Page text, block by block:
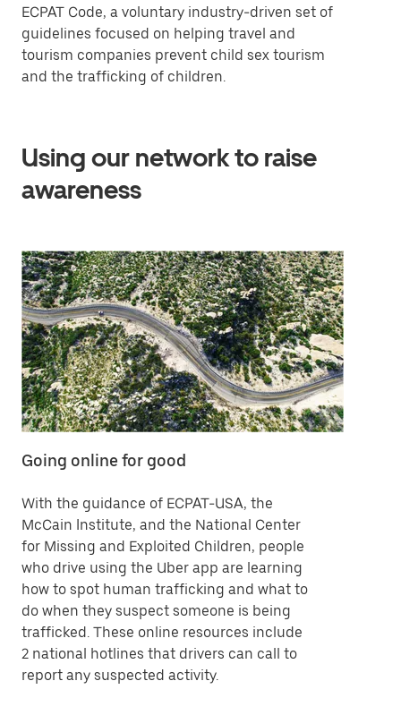
ECPAT Code, a voluntary industry-driven set of
guidelines focused on helping travel and
tourism companies prevent child sex tourism
and the trafficking of children.
Using our network to raise
awareness
Going online for good
With the guidance of ECPAT-USA, the
McCain Institute, and the National Center
for Missing and Exploited Children, people
who drive using the Uber app are learning
how to spot human trafficking and what to
do when they suspect someone is being
trafficked. These online resources include
2 national hotlines that drivers can call to
report any suspected activity.